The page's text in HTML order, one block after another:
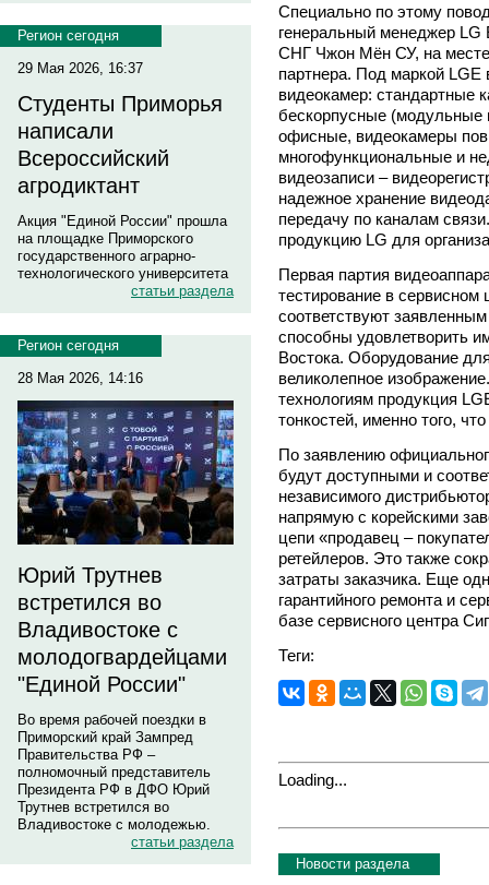
Регион сегодня
29 Мая 2026, 16:37
Студенты Приморья
написали
Всероссийский
агродиктант
Акция "Единой России" прошла
на площадке Приморского
государственного аграрно-
технологического университета
статьи раздела
Регион сегодня
28 Мая 2026, 14:16
Юрий Трутнев
встретился во
Владивостоке с
молодогвардейцами
"Единой России"
Во время рабочей поездки в
Приморский край Зампред
Правительства РФ –
полномочный представитель
Президента РФ в ДФО Юрий
Трутнев встретился во
Владивостоке с молодежью.
статьи раздела
Специально по этому
генеральный менеджер LG
СНГ Чжон Мён СУ, на
партнера. Под маркой LGE
видеокамер: стандартные
бескорпусные
офисные, видеокамеры
многофункциональные и
видеозаписи –
надежное хранение
передачу по каналам
продукцию LG для
Первая партия
тестирование в
соответствуют
способны удовлетворить
Востока. Оборудование
великолепное
технологиям продукция
тонкостей, именно того,
По заявлению
будут доступными и
независимого
напрямую с корейскими
цепи «продавец –
ретейлеров. Это также
затраты заказчика. Еще
гарантийного ремонта и
базе сервисного центра
Теги:
Loading...
Новости раздела